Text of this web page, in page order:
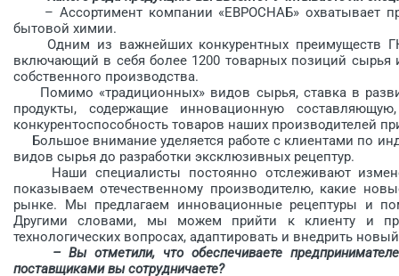
– Ассортимент компании «ЕВРОСНАБ» охватывает
бытовой химии.
Одним из важнейших конкурентных преимуществ ГК
включающий в себя более 1200 товарных позиций сырья
собственного производства.
Помимо «традиционных» видов сырья, ставка в
продукты, содержащие инновационную
конкурентоспособность товаров наших производителей
Большое внимание уделяется работе с клиентами по
видов сырья до разработки эксклюзивных рецептур.
Наши специалисты постоянно отслеживают
показываем отечественному производителю, какие
рынке. Мы предлагаем инновационные рецептуры и
Другими словами, мы можем прийти к клиенту и
технологических вопросах, адаптировать и внедрить
– Вы отметили, что обес­печиваете
поставщиками вы сотрудничаете?